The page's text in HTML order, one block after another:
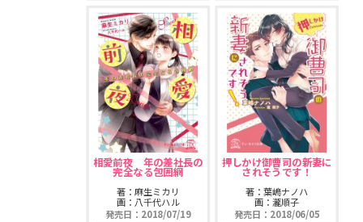
ピュールコミックス
フェアリーキス
BLUEMOON Novels
全作品ジャンル一覧へ
PurComics募集情報
書店様向け試し読み・POPダウンロード
ご感想・お問合わせ
相愛前夜 年の差社長の
完全なる包囲網
著：麻生ミカリ
画：八千代ハル
発売日：2018/07/19
押しかけ御曹司の新妻に
されそうです！
著：葉嶋ナノハ
画：瀧順子
発売日：2018/06/05